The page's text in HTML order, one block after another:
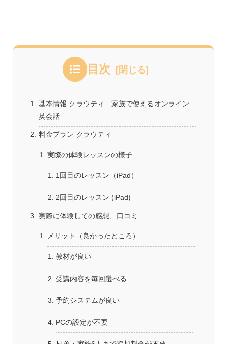
目次
基本情報 クラウティ 家族で使えるオンライン
英会話
料金プラン クラウティ
実際の体験レッスンの様子
1回目のレッスン（iPad）
2回目のレッスン (iPad)
実際に体験しての感想、口コミ
メリット（良かったところ）
教材が良い
受講内容を毎回選べる
予約システムが良い
PCの設定が不要